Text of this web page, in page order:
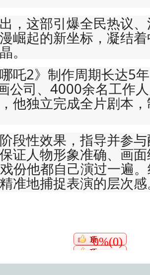
，这部引爆全民热议
崛起的新坐标，凝结
。
吒2》制作周期长达5
公司、4000余名工作
他独立完成全片剧本
段性效果，指导并参
证人物形象准确、画
份他都自己演过一遍
准地捕捉表演的层次
0%(0)